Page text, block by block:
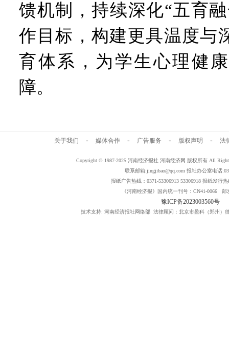
馈机制，持续深化“五育
作目标，构建更具温度与
育体系，为学生心理健
障。
关于我们 - 媒体合作 - 广告服务 - 版权声明 - 法
Copyright © 1987-2025 河南经济报社 河南经济网 版权所有 All
联系邮箱:jingjibao@qq.com 报社办公室电话
报纸广告热线：0371-53306913 53306918 报纸发行热
《河南经济报》国内统一刊号：CN41-0066 邮
豫ICP备2023003560号
技术支持: 河南经济报社网络部 法律顾问：北京市盈科（郑州